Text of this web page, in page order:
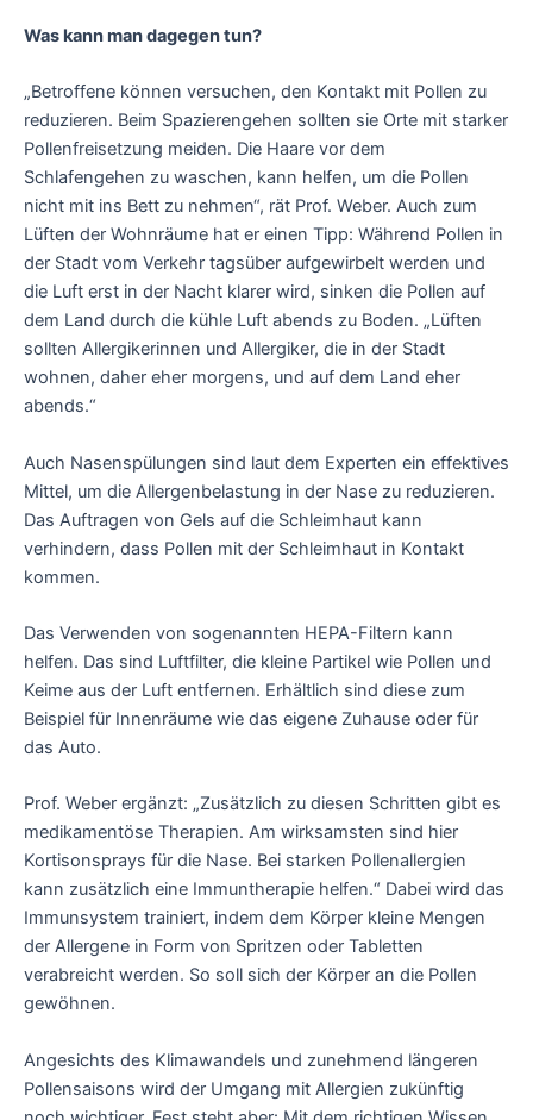
Was kann man dagegen tun?
„Betroffene können versuchen, den Kontakt mit Pollen zu
reduzieren. Beim Spazierengehen sollten sie Orte mit starker
Pollenfreisetzung meiden. Die Haare vor dem
Schlafengehen zu waschen, kann helfen, um die Pollen
nicht mit ins Bett zu nehmen“, rät Prof. Weber. Auch zum
Lüften der Wohnräume hat er einen Tipp: Während Pollen in
der Stadt vom Verkehr tagsüber aufgewirbelt werden und
die Luft erst in der Nacht klarer wird, sinken die Pollen auf
dem Land durch die kühle Luft abends zu Boden. „Lüften
sollten Allergikerinnen und Allergiker, die in der Stadt
wohnen, daher eher morgens, und auf dem Land eher
abends.“
Auch Nasenspülungen sind laut dem Experten ein effektives
Mittel, um die Allergenbelastung in der Nase zu reduzieren.
Das Auftragen von Gels auf die Schleimhaut kann
verhindern, dass Pollen mit der Schleimhaut in Kontakt
kommen.
Das Verwenden von sogenannten HEPA-Filtern kann
helfen. Das sind Luftfilter, die kleine Partikel wie Pollen und
Keime aus der Luft entfernen. Erhältlich sind diese zum
Beispiel für Innenräume wie das eigene Zuhause oder für
das Auto.
Prof. Weber ergänzt: „Zusätzlich zu diesen Schritten gibt es
medikamentöse Therapien. Am wirksamsten sind hier
Kortisonsprays für die Nase. Bei starken Pollenallergien
kann zusätzlich eine Immuntherapie helfen.“ Dabei wird das
Immunsystem trainiert, indem dem Körper kleine Mengen
der Allergene in Form von Spritzen oder Tabletten
verabreicht werden. So soll sich der Körper an die Pollen
gewöhnen.
Angesichts des Klimawandels und zunehmend längeren
Pollensaisons wird der Umgang mit Allergien zukünftig